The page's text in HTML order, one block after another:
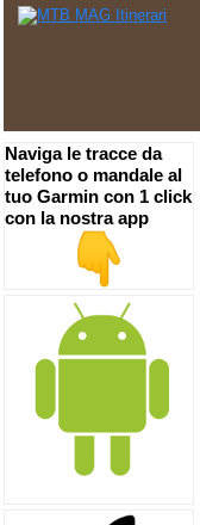
Naviga le tracce da
telefono o mandale al
tuo Garmin con 1 click
con la nostra app